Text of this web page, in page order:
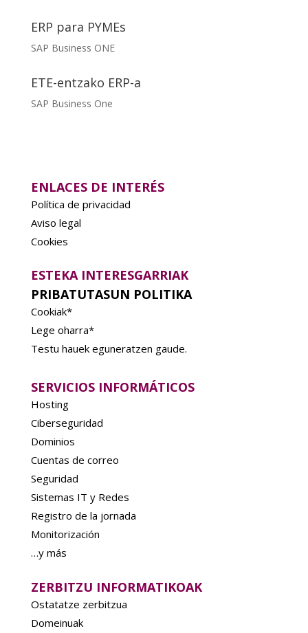
ERP para PYMEs
SAP Business ONE
ETE-entzako ERP-a
SAP Business One
ENLACES DE INTERÉS
Política de privacidad
Aviso legal
Cookies
ESTEKA INTERESGARRIAK
PRIBATUTASUN POLITIKA
Cookiak*
Lege oharra*
Testu hauek eguneratzen gaude.
SERVICIOS INFORMÁTICOS
Hosting
Ciberseguridad
Dominios
Cuentas de correo
Seguridad
Sistemas IT y Redes
Registro de la jornada
Monitorización
…y más
ZERBITZU INFORMATIKOAK
Ostatatze zerbitzua
Domeinuak